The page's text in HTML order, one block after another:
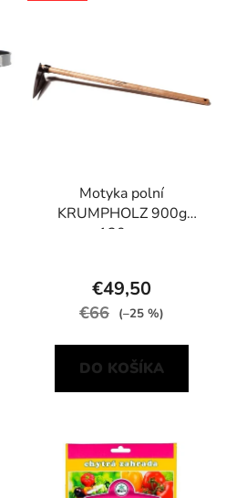
Motyka polní
KRUMPHOLZ 900g
130cm
€49,50
€66 (–25 %)
DO KOŠÍKA